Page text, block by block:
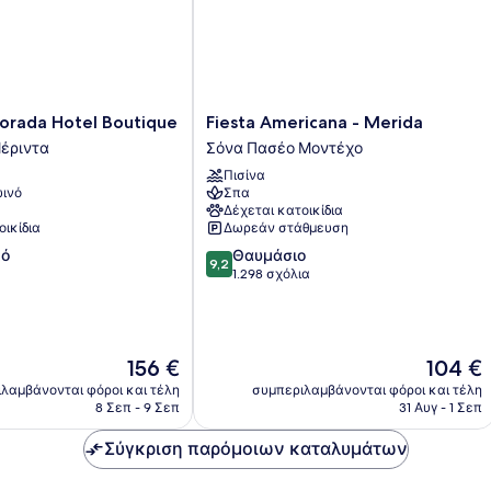
Hotel Boutique
Η
τιμή
είναι
156 €
φόροι και τέλη
8 Σεπ - 9 Σεπ
Fiesta
Americana
-
Merida
Σόνα
Πασέο
Μοντέχο
Fiesta Americana - Merida
Σόνα Πασέο Μοντέχο
Πισίνα
Σπα
Δέχεται κατοικίδια
Δωρεάν στάθμευση
9.2
στα
9,2 Θαυμάσιο
1.298 σχόλια
Η
τιμή
είναι
104 €
συμπεριλαμβάνονται φόροι και τέλη
31 Αυγ - 1 Σεπ
Σύγκριση παρόμοιων καταλυμάτων